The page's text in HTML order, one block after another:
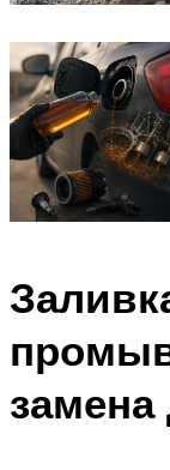
замена